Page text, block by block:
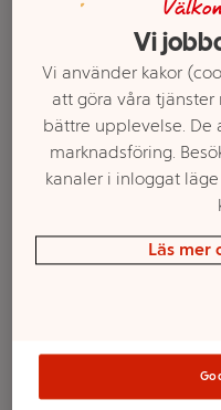
Kött, Chark & Fågel
Anka & övrig fågel
Övrig
Ett exempel på
Övrig fågel, fryst
Vi
Vi använder kakor
att göra våra tjänster
bättre upplevelse. De
marknadsföring.
kanaler i inloggat
Läs mer